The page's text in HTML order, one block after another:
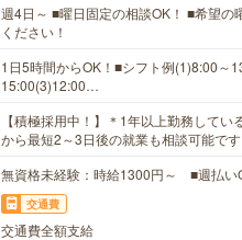
週4日～ ■曜日固定の相談OK！ ■希望の
ください！
1日5時間からOK！■シフト例(1)8:00～
15:00(3)12:00…
【積極採用中！】＊1年以上勤務してい
から最短2～3日後の就業も相談可能です
無資格未経験：時給1300円～ ■週払
交通費
交通費全額支給